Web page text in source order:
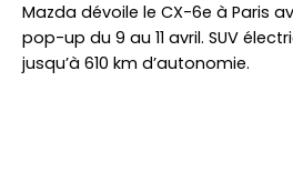
Mazda dévoile le CX-6e à Paris
pop-up du 9 au 11 avril. SUV
jusqu’à 610 km d’autonomie.